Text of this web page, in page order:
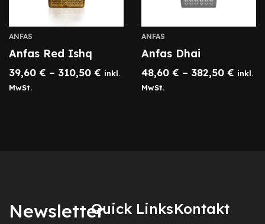
ANFAS
Anfas Red Ishq
39,60 € – 310,50 € inkl.
MwSt.
ANFAS
Anfas Dhai
48,60 € – 382,50 € inkl.
MwSt.
NewsletterQuick LinksKontakt